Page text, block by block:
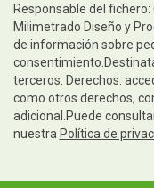
Responsable del
Milimetrado Diseño y
de información sobre
terceros. Derechos:
como otros derechos,
adicional.Puede
nuestra Política de